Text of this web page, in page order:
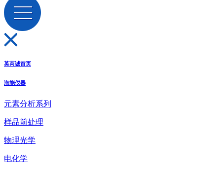
英芮诚首页
海能仪器
元素分析系列
样品前处理
物理光学
电化学